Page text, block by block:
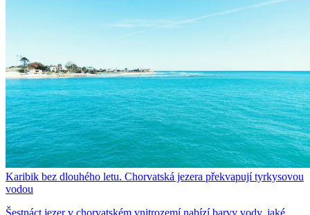
Karibik bez dlouhého letu. Chorvatská jezera překvapují tyrkysovou
vodou
Šestnáct jezer v chorvatském vnitrozemí nabízí barvy vody, jaké